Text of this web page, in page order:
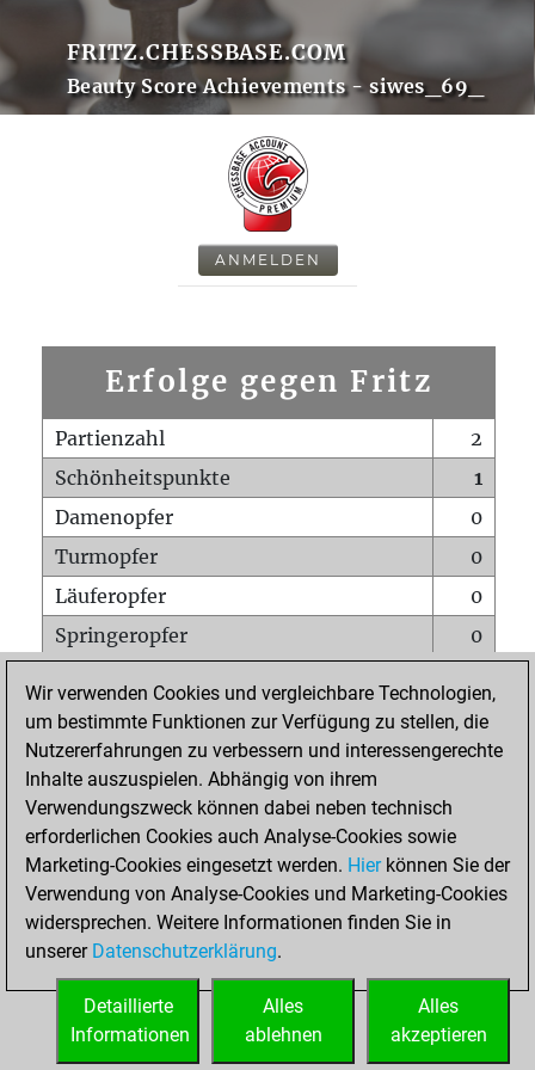
FRITZ.CHESSBASE.COM
Beauty Score Achievements - siwes_69_
ANMELDEN
Erfolge gegen Fritz
Partienzahl
2
Schönheitspunkte
1
Damenopfer
0
Turmopfer
0
Läuferopfer
0
Springeropfer
0
Matt auf vollem Brett
0
Bauer setzt Matt
0
Erstickte Matts
Unterverwandlungen
Türme auf der siebten
0
STARTSEITE
Wir verwenden Cookies und vergleichbare Technologien,
um bestimmte Funktionen zur Verfügung zu stellen, die
Nutzererfahrungen zu verbessern und interessengerechte
Inhalte auszuspielen. Abhängig von ihrem
Verwendungszweck können dabei neben technisch
erforderlichen Cookies auch Analyse-Cookies sowie
Marketing-Cookies eingesetzt werden. Hierkönnen Sie der
Verwendung von Analyse-Cookies und Marketing-Cookies
widersprechen. Weitere Informationen finden Sie in
unserer Datenschutzerklärung.
Alles
akzeptieren
Alles
ablehnen
Detaillierte
Informationen